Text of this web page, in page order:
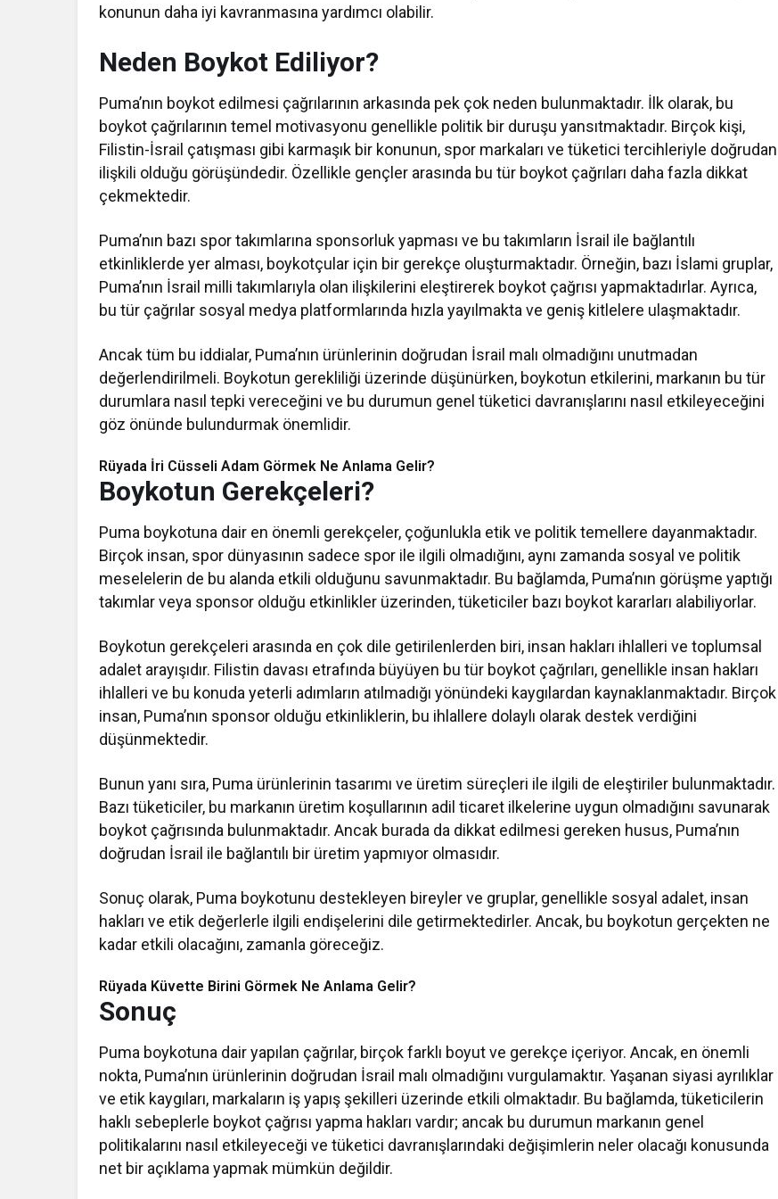
konunun daha iyi kavranmasına yardımcı olabilir.
Neden Boykot Ediliyor?
Puma’nın boykot edilmesi çağrılarının arkasında pek çok neden bulunmaktadır. İlk olarak, bu
boykot çağrılarının temel motivasyonu genellikle politik bir duruşu yansıtmaktadır. Birçok kişi,
Filistin-İsrail çatışması gibi karmaşık bir konunun, spor markaları ve tüketici tercihleriyle doğrudan
ilişkili olduğu görüşündedir. Özellikle gençler arasında bu tür boykot çağrıları daha fazla dikkat
çekmektedir.
Puma’nın bazı spor takımlarına sponsorluk yapması ve bu takımların İsrail ile bağlantılı
etkinliklerde yer alması, boykotçular için bir gerekçe oluşturmaktadır. Örneğin, bazı İslami gruplar,
Puma’nın İsrail milli takımlarıyla olan ilişkilerini eleştirerek boykot çağrısı yapmaktadırlar. Ayrıca,
bu tür çağrılar sosyal medya platformlarında hızla yayılmakta ve geniş kitlelere ulaşmaktadır.
Ancak tüm bu iddialar, Puma’nın ürünlerinin doğrudan İsrail malı olmadığını unutmadan
değerlendirilmeli. Boykotun gerekliliği üzerinde düşünürken, boykotun etkilerini, markanın bu tür
durumlara nasıl tepki vereceğini ve bu durumun genel tüketici davranışlarını nasıl etkileyeceğini
göz önünde bulundurmak önemlidir.
Rüyada İri Cüsseli Adam Görmek Ne Anlama Gelir?
Boykotun Gerekçeleri?
Puma boykotuna dair en önemli gerekçeler, çoğunlukla etik ve politik temellere dayanmaktadır.
Birçok insan, spor dünyasının sadece spor ile ilgili olmadığını, aynı zamanda sosyal ve politik
meselelerin de bu alanda etkili olduğunu savunmaktadır. Bu bağlamda, Puma’nın görüşme yaptığı
takımlar veya sponsor olduğu etkinlikler üzerinden, tüketiciler bazı boykot kararları alabiliyorlar.
Boykotun gerekçeleri arasında en çok dile getirilenlerden biri, insan hakları ihlalleri ve toplumsal
adalet arayışıdır. Filistin davası etrafında büyüyen bu tür boykot çağrıları, genellikle insan hakları
ihlalleri ve bu konuda yeterli adımların atılmadığı yönündeki kaygılardan kaynaklanmaktadır. Birçok
insan, Puma’nın sponsor olduğu etkinliklerin, bu ihlallere dolaylı olarak destek verdiğini
düşünmektedir.
Bunun yanı sıra, Puma ürünlerinin tasarımı ve üretim süreçleri ile ilgili de eleştiriler bulunmaktadır.
Bazı tüketiciler, bu markanın üretim koşullarının adil ticaret ilkelerine uygun olmadığını savunarak
boykot çağrısında bulunmaktadır. Ancak burada da dikkat edilmesi gereken husus, Puma’nın
doğrudan İsrail ile bağlantılı bir üretim yapmıyor olmasıdır.
Sonuç olarak, Puma boykotunu destekleyen bireyler ve gruplar, genellikle sosyal adalet, insan
hakları ve etik değerlerle ilgili endişelerini dile getirmektedirler. Ancak, bu boykotun gerçekten ne
kadar etkili olacağını, zamanla göreceğiz.
Rüyada Küvette Birini Görmek Ne Anlama Gelir?
Sonuç
Puma boykotuna dair yapılan çağrılar, birçok farklı boyut ve gerekçe içeriyor. Ancak, en önemli
nokta, Puma’nın ürünlerinin doğrudan İsrail malı olmadığını vurgulamaktır. Yaşanan siyasi ayrılıklar
ve etik kaygıları, markaların iş yapış şekilleri üzerinde etkili olmaktadır. Bu bağlamda, tüketicilerin
haklı sebeplerle boykot çağrısı yapma hakları vardır; ancak bu durumun markanın genel
politikalarını nasıl etkileyeceği ve tüketici davranışlarındaki değişimlerin neler olacağı konusunda
net bir açıklama yapmak mümkün değildir.